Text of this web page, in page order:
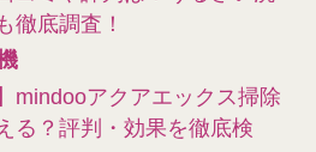
徹底調査！
mindooアクアエックス掃除
る？評判・効果を徹底検